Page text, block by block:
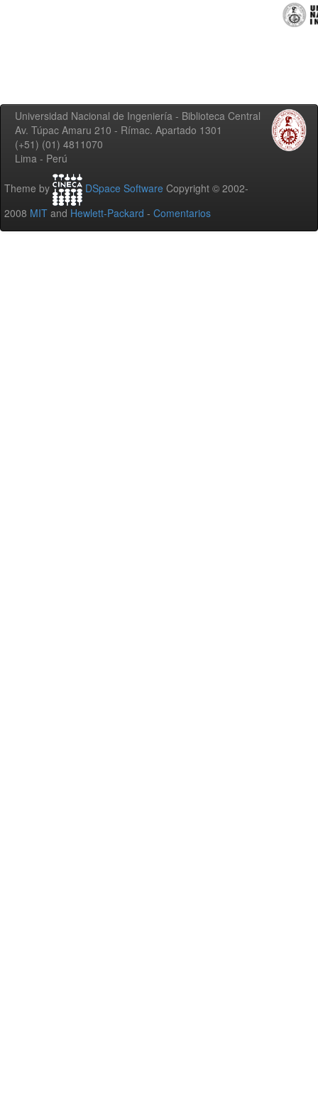
Universidad Nacional de Ingeniería - Biblioteca Central
Av. Túpac Amaru 210 - Rímac. Apartado 1301
(+51) (01) 4811070
Lima - Perú
Theme by DSpace Software Copyright © 2002-
2008 MIT and Hewlett-Packard - Comentarios